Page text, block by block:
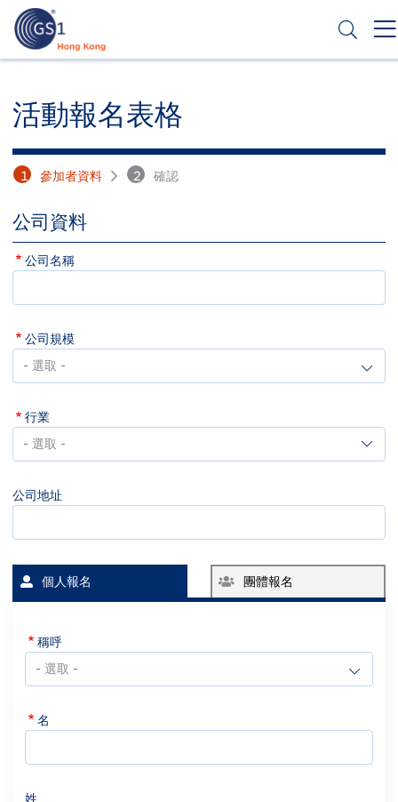
內
Top
Second
Menu
活動報名表格
1 參加者資料 2 確認
公司資料
公司名稱
公司規模
行業
公司地址
個人報名 團體報名
稱呼
名
姓